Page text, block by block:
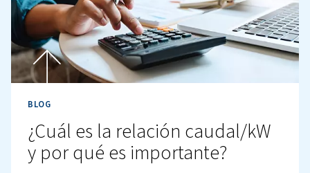
Bar frente a BarA frente a
Definiciones y como
de unas a otras
Descubra las diferencias entre bar(a) y bar(g), cómo
desde PSI y por qué estas unidades son esenciales en
comprimido e industrias de precisión.